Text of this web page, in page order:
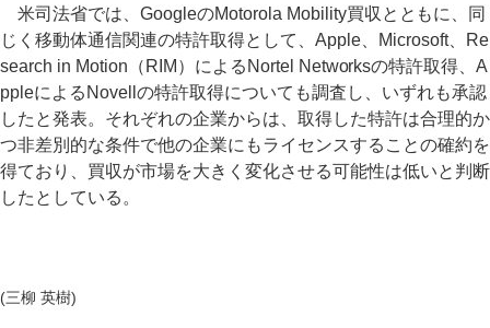
米司法省では、GoogleのMotorola Mobility買収とともに、同
じく移動体通信関連の特許取得として、Apple、Microsoft、Re
search in Motion（RIM）によるNortel Networksの特許取得、A
ppleによるNovellの特許取得についても調査し、いずれも承認
したと発表。それぞれの企業からは、取得した特許は合理的か
つ非差別的な条件で他の企業にもライセンスすることの確約を
得ており、買収が市場を大きく変化させる可能性は低いと判断
したとしている。
(三柳 英樹)